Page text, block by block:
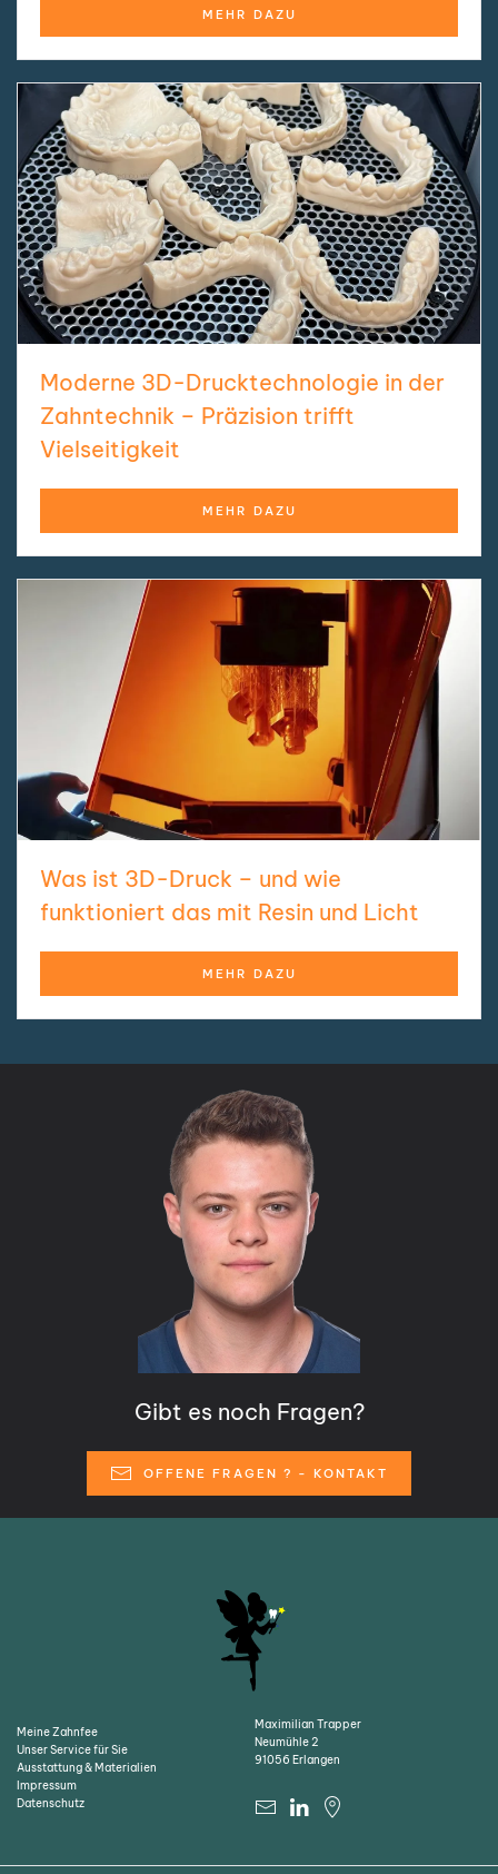
MEHR DAZU
Moderne 3D-Drucktechnologie in der
Zahntechnik – Präzision trifft
Vielseitigkeit
MEHR DAZU
Was ist 3D-Druck – und wie
funktioniert das mit Resin und Licht
MEHR DAZU
Gibt es noch Fragen?
OFFENE FRAGEN ? - KONTAKT
Meine Zahnfee
Unser Service für Sie
Ausstattung & Materialien
Impressum
Datenschutz
Maximilian Trapper
Neumühle 2
91056 Erlangen